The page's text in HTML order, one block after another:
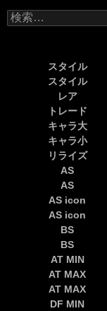
検
索:
スタイル
スタイル
レア
トレード
キャラ大
キャラ小
リライズ
AS
AS
AS icon
AS icon
BS
BS
AT MIN
AT MAX
AT MAX
DF MIN